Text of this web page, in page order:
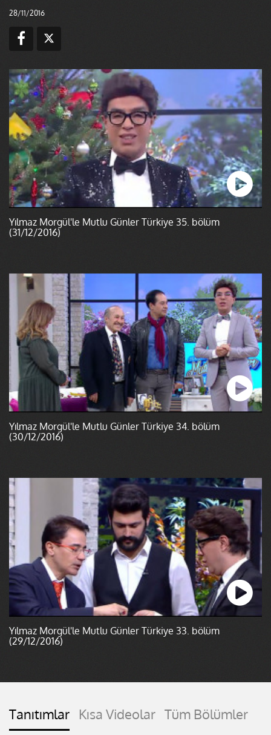
28/11/2016
Yılmaz Morgül'le Mutlu Günler Türkiye 35. bölüm
(31/12/2016)
Yılmaz Morgül'le Mutlu Günler Türkiye 34. bölüm
(30/12/2016)
Yılmaz Morgül'le Mutlu Günler Türkiye 33. bölüm
(29/12/2016)
Tanıtımlar Kısa Videolar Tüm Bölümler